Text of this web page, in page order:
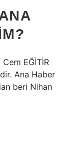
EĞİTİR
Ana Haber
beri Nihan